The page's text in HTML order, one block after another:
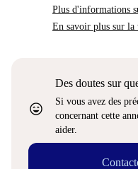
Plus d'informations
En savoir plus sur
sentiment_very_satisfied
Des doutes sur
Si vous avez des
concernant cette
aider.